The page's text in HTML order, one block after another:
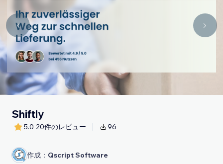
Shiftly
5.0 20件のレビュー 96
作成： Qscript Software